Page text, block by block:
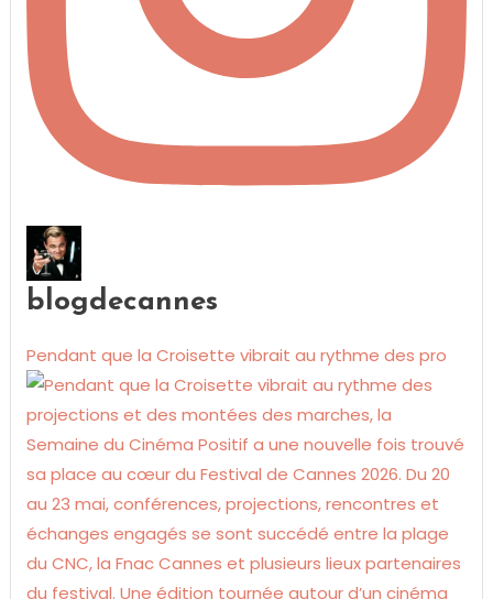
blogdecannes
Pendant que la Croisette vibrait au rythme des pro